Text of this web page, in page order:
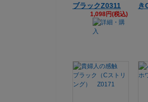
ブラックZ0311
1,098円(税込)
き